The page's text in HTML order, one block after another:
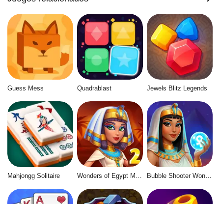
Guess Mess Quadrablast Jewels Blitz Legends
Mahjongg Solitaire Wonders of Egypt Match 2 Bubble Shooter Wonders of Egypt